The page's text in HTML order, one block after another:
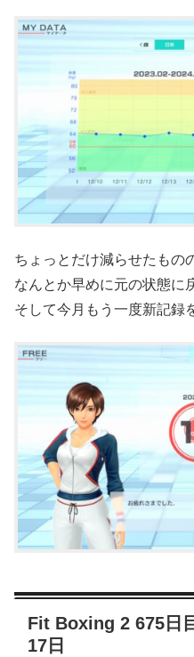
ちょっとだけ減らせたもの
なんとか早めに元の状態に
そして今月もう一度新記録
Fit Boxing 2 675日
17日